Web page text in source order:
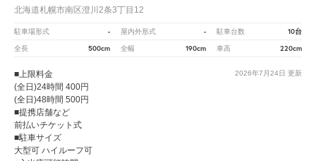
北海道札幌市南区澄川2条3丁目12
駐車場形式 - 屋内外形式 - 駐車台数 10台
全長 500cm 全幅 190cm 車高 220cm
2026年7月24日 更新
■上限料金
(全日)24時間 400円
(全日)48時間 500円
■提携店舗など
前払いチケット式
■駐車サイズ
大型可 ハイルーフ可